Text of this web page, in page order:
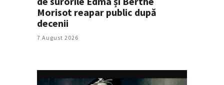
Morisot reapar public după
decenii
7 August 2026